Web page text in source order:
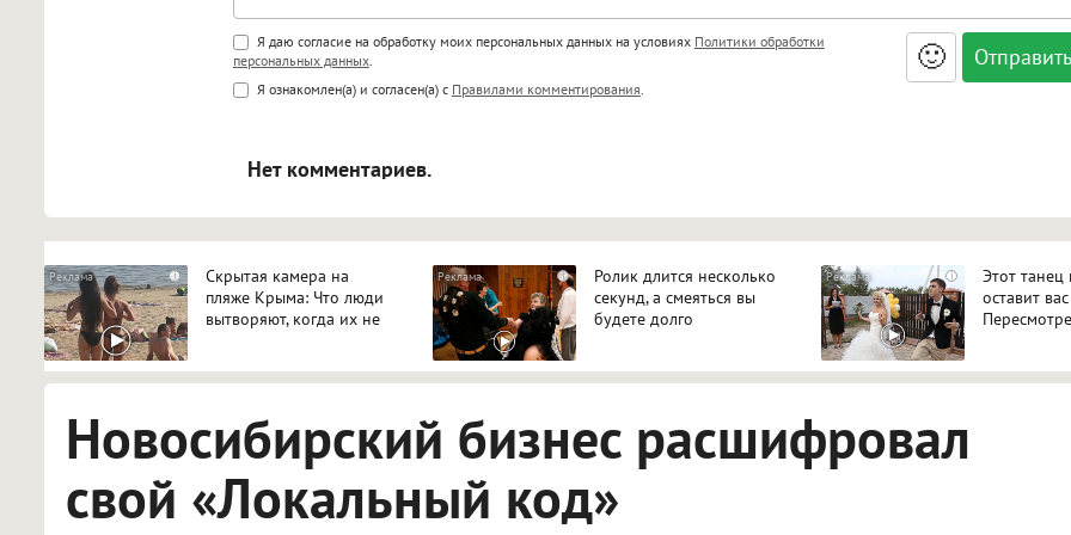
Поддержка HTML
<b>, <strong>, <u>, <i>, <em>, <s>, <big>, <small>, <sup>, <sub>, <pre>, <ul>, <ol>, <li>,
<blockquote>, <code> экранирует HTML, адреса URL автоматически становятся ссылками, и
Я даю согласие на обработку моих персональных данных на условиях Политики обработки
персональных данных.
Я ознакомлен(а) и согласен(а) с Правилами комментирования.
🙂
Нет комментариев.
i
Скрытая камера на
пляже Крыма: Что люди
вытворяют, когда их не
i
Ролик длится несколько
секунд, а смеяться вы
будете долго
i
Этот танец
оставит
Новосибирский бизнес расшифровал
свой «Локальный код»